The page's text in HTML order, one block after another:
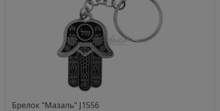
Брелок "Мазаль" J1556